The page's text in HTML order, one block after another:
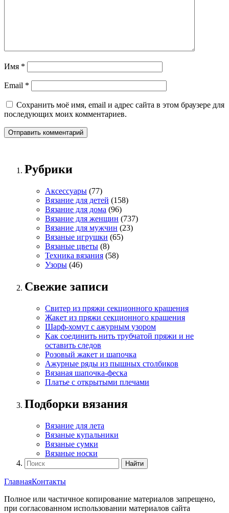
Имя *
Email *
Сохранить моё имя, email и адрес сайта в этом браузере для
последующих моих комментариев.
Рубрики
Аксессуары (77)
Вязание для детей (158)
Вязание для дома (96)
Вязание для женщин (737)
Вязание для мужчин (23)
Вязаные игрушки (65)
Вязаные цветы (8)
Техника вязания (58)
Узоры (46)
Свежие записи
Свитер из пряжи секционного крашения
Жакет из пряжи секционного крашения
Шарф-хомут с ажурным узором
Как соединить нить трубчатой пряжи и не
оставить следов
Розовый жакет и шапочка
Ажурные ряды из пышных столбиков
Вязаная шапочка-феска
Платье с открытыми плечами
Подборки вязания
Вязание для лета
Вязаные купальники
Вязаные сумки
Вязаные носки
ГлавнаяКонтакты
Полное или частичное копирование материалов запрещено,
при согласованном использовании материалов сайта